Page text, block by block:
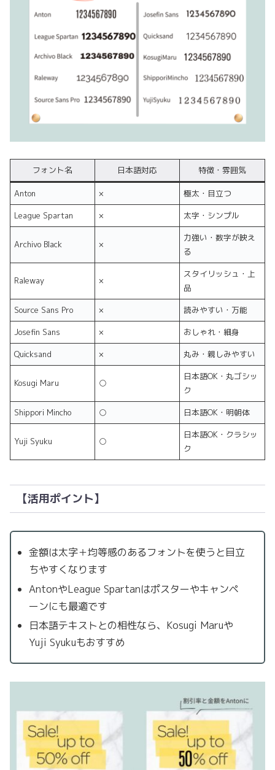
フォント名 日本語対応 特徴・雰囲気
Anton ×
極太・目立つ
League Spartan
× 太字・シンプル
Archivo Black ×
力強い・数字が映え
る
Raleway ×
スタイリッシュ・上
品
Source Sans Pro
×
読みやすい・万能
Josefin Sans
×
おしゃれ・細身
Quicksand
× 丸み・親しみやすい
Kosugi Maru ○
日本語OK・丸ゴシッ
ク
Shippori Mincho
○ 日本語OK・明朝体
Yuji Syuku ○
日本語OK・クラシッ
ク
【活用ポイント】
金額は太字＋均等感のあるフォントを使うと目立
ちやすくなります
AntonやLeague Spartanはポスターやキャンペ
ーンにも最適です
日本語テキストとの相性なら、Kosugi Maruや
Yuji Syukuもおすすめ